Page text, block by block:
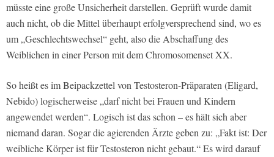
müsste eine große Unsicherheit darstellen. Geprüft wurde damit
auch nicht, ob die Mittel überhaupt erfolgversprechend sind, wo es
um „Geschlechtswechsel“ geht, also die Abschaffung des
Weiblichen in einer Person mit dem Chromosomenset XX.
So heißt es im Beipackzettel von Testosteron-Präparaten (Eligard,
Nebido) logischerweise „darf nicht bei Frauen und Kindern
angewendet werden“. Logisch ist das schon – es hält sich aber
niemand daran. Sogar die agierenden Ärzte geben zu: „Fakt ist: Der
weibliche Körper ist für Testosteron nicht gebaut.“ Es wird darauf